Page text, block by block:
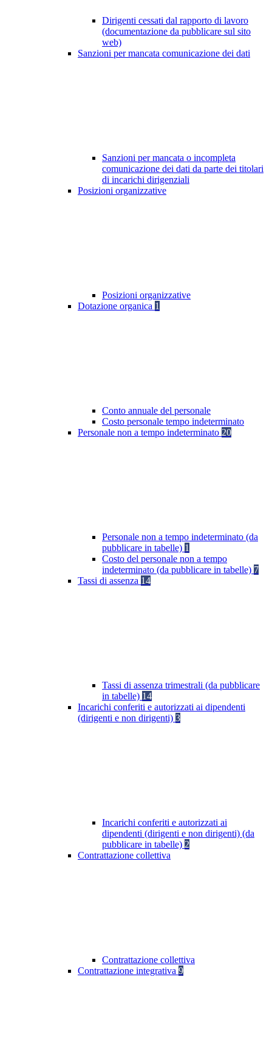
Dirigenti cessati dal rapporto di lavoro
(documentazione da pubblicare sul sito
web)
Sanzioni per mancata comunicazione dei dati
Sanzioni per mancata o incompleta
comunicazione dei dati da parte dei titolari
di incarichi dirigenziali
Posizioni organizzative
Posizioni organizzative
Dotazione organica 1
Conto annuale del personale
Costo personale tempo indeterminato
Personale non a tempo indeterminato 20
Personale non a tempo indeterminato (da
pubblicare in tabelle) 1
Costo del personale non a tempo
indeterminato (da pubblicare in tabelle) 7
Tassi di assenza 14
Tassi di assenza trimestrali (da pubblicare
in tabelle) 14
Incarichi conferiti e autorizzati ai dipendenti
(dirigenti e non dirigenti) 3
Incarichi conferiti e autorizzati ai
dipendenti (dirigenti e non dirigenti) (da
pubblicare in tabelle) 2
Contrattazione collettiva
Contrattazione collettiva
Contrattazione integrativa 9